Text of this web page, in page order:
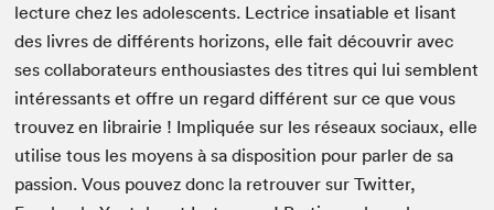
lecture chez les adolescents. Lectrice insatiable et lisant
des livres de différents horizons, elle fait découvrir avec
ses collaborateurs enthousiastes des titres qui lui semblent
intéressants et offre un regard différent sur ce que vous
trouvez en librairie ! Impliquée sur les réseaux sociaux, elle
utilise tous les moyens à sa disposition pour parler de sa
passion. Vous pouvez donc la retrouver sur Twitter,